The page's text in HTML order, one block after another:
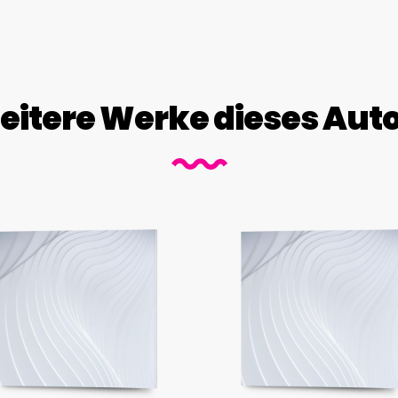
Werke dieses